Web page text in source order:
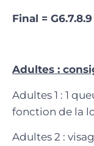
Final =
Adultes :
Adultes 1 : 1
fonction de la
Adultes 2 :